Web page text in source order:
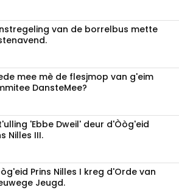
van de borrelbus mette
mee mè de flesjmop van g'eim
DansteMee?
'Ebbe Dweil' deur d'Òòg'eid
Nilles III.
Prins Nilles I kreg d'Orde van
Jeugd.